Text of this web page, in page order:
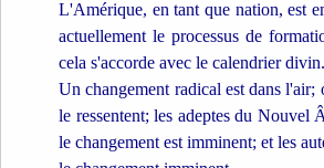
L'Amérique, en tant que nation, est
actuellement le processus de
cela s'accorde avec le calendrier divin.
Un changement radical est dans
le ressentent; les adeptes du Nouvel
le changement est imminent; et les